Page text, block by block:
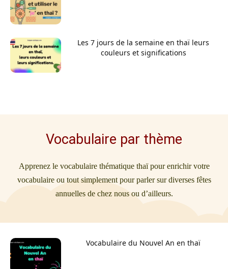
Les 7 jours de la semaine en thaï leurs
couleurs et significations
Vocabulaire par thème
Apprenez le vocabulaire thématique thaï pour enrichir votre
vocabulaire ou tout simplement pour parler sur diverses fêtes
annuelles de chez nous ou d’ailleurs.
Vocabulaire du Nouvel An en thaï